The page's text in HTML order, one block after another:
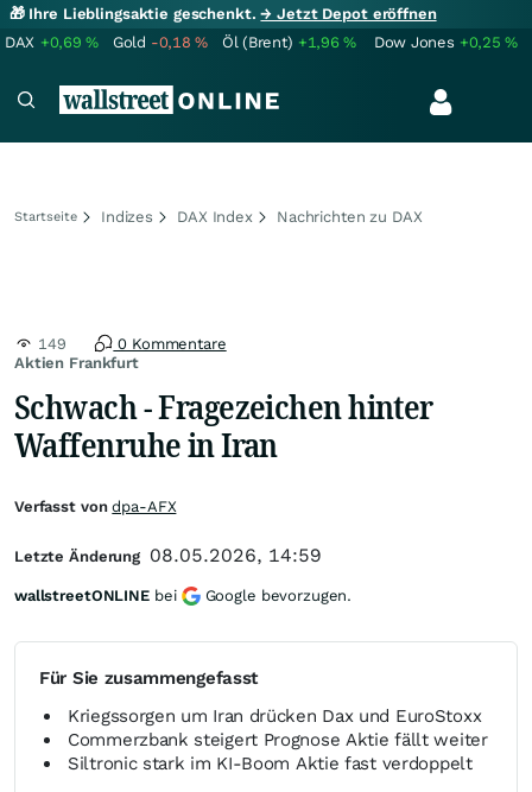
🎁 Ihre Lieblingsaktie geschenkt.→ Jetzt Depot eröffnen
DAX +0,69% Gold -0,18% Öl (Brent) +1,96% Dow Jones +0,25%
Startseite Indizes DAX Index Nachrichten zu DAX
Aktien Frankfurt
149 0 Kommentare
Schwach - Fragezeichen hinter
Waffenruhe in Iran
Für Sie zusammengefasst
Kriegssorgen um Iran drücken Dax und EuroStoxx
Commerzbank steigert Prognose Aktie fällt weiter
Siltronic stark im KI-Boom Aktie fast verdoppelt
Verfasst vondpa-AFX
Letzte Änderung 08.05.2026, 14:59
wallstreetONLINE bei Google bevorzugen.